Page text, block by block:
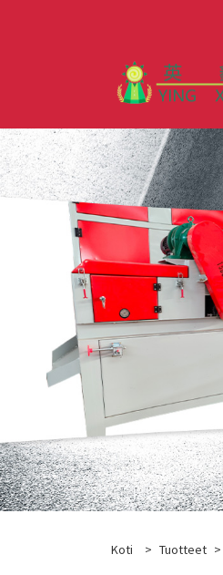
Koti > Tuotteet >